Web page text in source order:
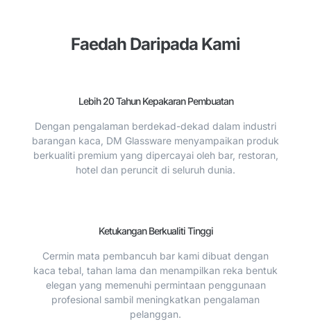
Faedah Daripada Kami
Lebih 20 Tahun Kepakaran Pembuatan
Dengan pengalaman berdekad-dekad dalam industri
barangan kaca, DM Glassware menyampaikan produk
berkualiti premium yang dipercayai oleh bar, restoran,
hotel dan peruncit di seluruh dunia.
Ketukangan Berkualiti Tinggi
Cermin mata pembancuh bar kami dibuat dengan
kaca tebal, tahan lama dan menampilkan reka bentuk
elegan yang memenuhi permintaan penggunaan
profesional sambil meningkatkan pengalaman
pelanggan.